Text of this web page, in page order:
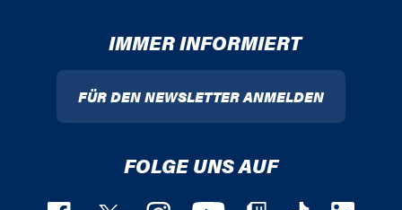
IMMER INFORMIERT
FÜR DEN NEWSLETTER ANMELDEN
FOLGE UNS AUF